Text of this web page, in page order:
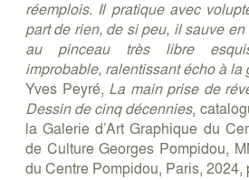
réemplois. Il pratique avec
part de rien, de si peu, il sauve
au pinceau très libre
improbable, ralentissant écho à la
Yves Peyré, La main prise de
Dessin de cinq décennies,
la Galerie d’Art Graphique du
de Culture Georges Pompidou,
du Centre Pompidou, Paris, 2024,